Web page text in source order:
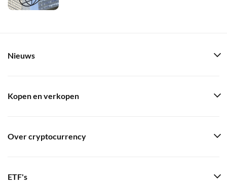
Nieuws
Kopen en verkopen
Over cryptocurrency
ETF's